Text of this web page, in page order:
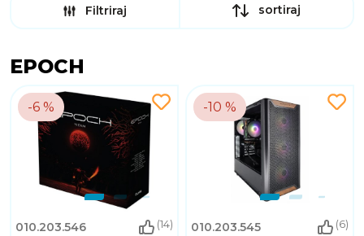
Filtriraj sortiraj
EPOCH
-6 %
010.203.546 (14)
-10 %
010.203.545 (6)